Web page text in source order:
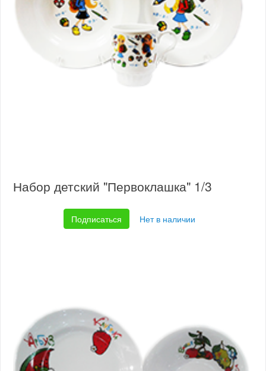
Набор детский "Первоклашка" 1/3
Подписаться Нет в наличии